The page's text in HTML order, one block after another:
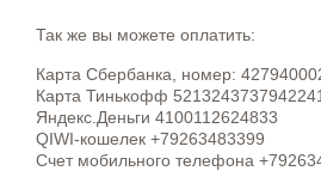
Так же вы можете оплатить:
Карта Сбербанка, номер:
Карта Тинькофф 5213243737942241
Яндекс.Деньги 4100112624833
QIWI-кошелек +79263483399
Счет мобильного телефона